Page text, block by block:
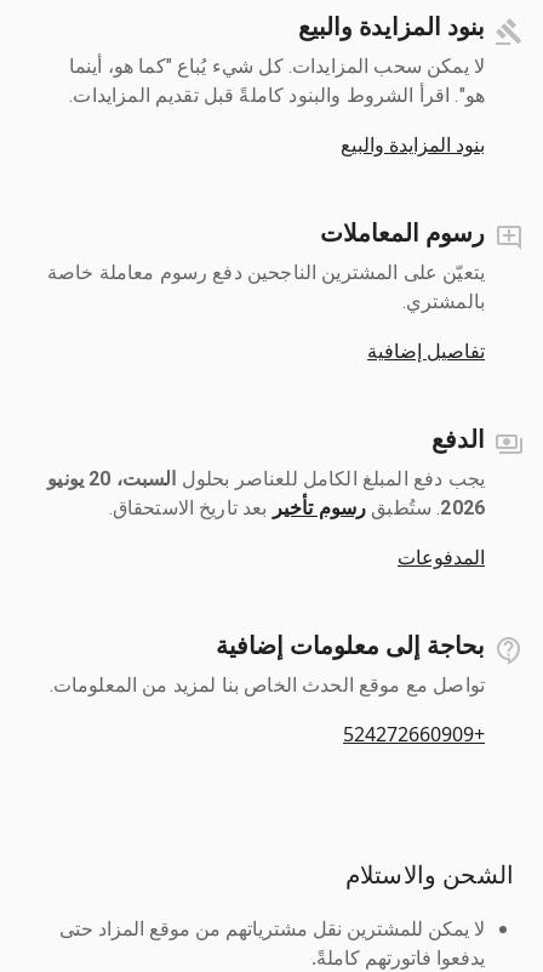
بنود المزايدة والبيع
لا يمكن سحب المزايدات. كل شيء يُباع "كما هو، أينما
هو". اقرأ الشروط والبنود كاملةً قبل تقديم المزايدات.
بنود المزايدة والبيع
رسوم المعاملات
يتعيّن على المشترين الناجحين دفع رسوم معاملة خاصة
بالمشتري.
تفاصيل إضافية
الدفع
يجب دفع المبلغ الكامل للعناصر بحلول ‎
السبت، 20 يونيو
2026
رسوم تأخير بعد تاريخ الاستحقاق.
المدفوعات
بحاجة إلى معلومات إضافية
تواصل مع موقع الحدث الخاص بنا لمزيد من المعلومات.
+524272660909
الشحن والاستلام
لا يمكن للمشترين نقل مشترياتهم من موقع المزاد حتى
يدفعوا فاتورتهم كاملةً.